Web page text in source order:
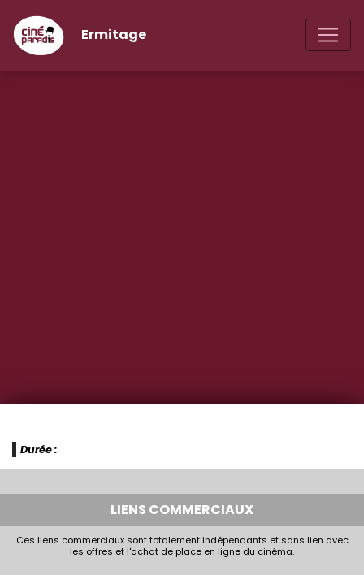
Ermitage
Durée :
LIENS COMMERCIAUX
Ces liens commerciaux sont totalement indépendants et sans lien avec
les offres et l'achat de place en ligne du cinéma.